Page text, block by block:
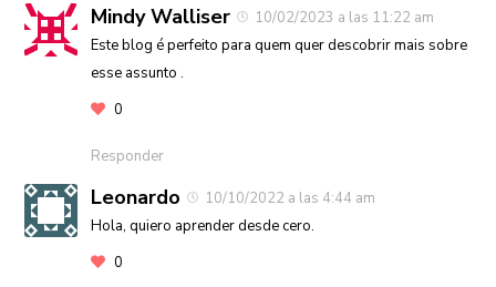
Mindy Walliser
10/02/2023 a las 11:22 am
Este blog é perfeito para quem quer descobrir mais sobre
esse assunto .
0
Responder
Leonardo
10/10/2022 a las 4:44 am
Hola, quiero aprender desde cero.
0